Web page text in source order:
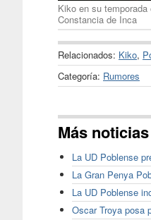
Kiko en su temporada
Constancia de Inca
Relacionados: Kiko,
Categoría: Rumores
Más
La UD Poblense
La Gran Penya
La UD Poblense
Oscar Troya posa